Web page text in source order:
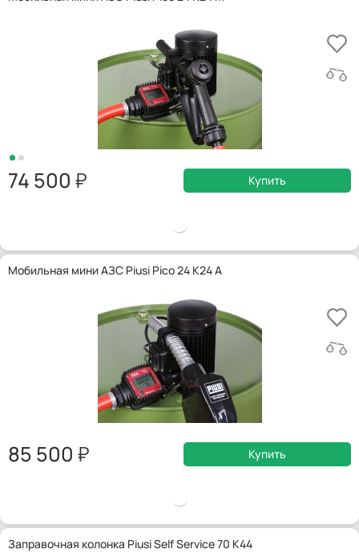
74 500 Купить
Мобильная мини АЗС Piusi Pico 24 K24 A
85 500 Купить
Заправочная колонка Piusi Self Service 70 K44